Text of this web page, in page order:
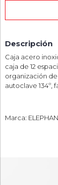
Descripción
Caja acero
caja de 12
organización
autoclave 134º,
Marca: